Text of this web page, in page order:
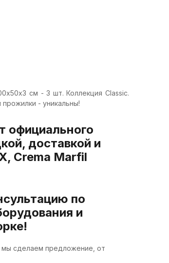
см - 3 шт. Коллекция Classic.
- уникальны!
официального
доставкой и
Crema Marfil
по
и
мы сделаем предложение, от